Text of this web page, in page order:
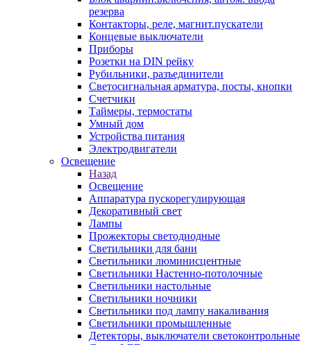
резерва
Контакторы, реле, магнит.пускатели
Концевые выключатели
Приборы
Розетки на DIN рейку
Рубильники, разъединители
Светосигнальная арматура, посты, кнопки
Счетчики
Таймеры, термостаты
Умный дом
Устройства питания
Электродвигатели
Освещение
Назад
Освещение
Аппаратура пускорегулирующая
Декоративный свет
Лампы
Прожекторы светодиодные
Светильники для бани
Светильники люминисцентные
Светильники Настенно-потолочные
Светильники настольные
Светильники ночники
Светильники под лампу накаливания
Светильники промышленные
Детекторы, выключатели светоконтрольные